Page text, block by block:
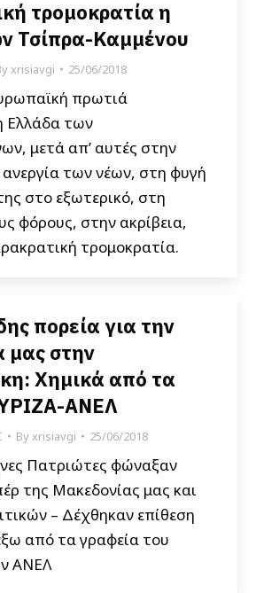
τρομοκρατία η
Τσίπρα-Καμμένου
xrisiavgi 25/06/2018
πρωτιά
Ελλάδα των
μετά απ’ αυτές στην
ανεργία των νέων, στη φυγή
στο εξωτερικό, στη
φόρους, στην ακρίβεια,
τρομοκρατία.
πορεία για την
μας στην
Χημικά από τα
ΑΝΕΛ
Byxrisiavgi 25/06/2018
Πατριώτες φώναξαν
της Μακεδονίας μας και
– Δέχθηκαν επίθεση
από τα γραφεία του
ΑΝΕΛ